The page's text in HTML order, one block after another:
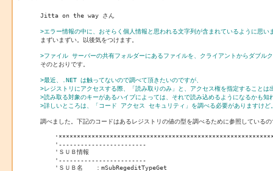
Jitta on the way さん
>エラー情報の中に、おそらく個人情報と思われる文字列が含まれているように思い
まずいまずい。以後気をつけます。
>ファイル サーバーの共有フォルダーにあるファイルを、クライアントからダブル
そのとおりです。
>最近、.NET は触ってないので調べて頂きたいのですが、
>レジストリにアクセスする際、「読み取りのみ」と、アクセス権を指定することは
>読み取る対象のキーがあるハイブによっては、それで読み込めるようになるかも知
>詳しいところは、「コード アクセス セキュリティ」を調べる必要がありますけど
調べました。下記のコードはあるレジストリの値の型を調べるために参照している
    '------------------------
    'ＳＵＢ情報
    '------------------------
    'ＳＵＢ名　　：mSubRegeditTypeGet